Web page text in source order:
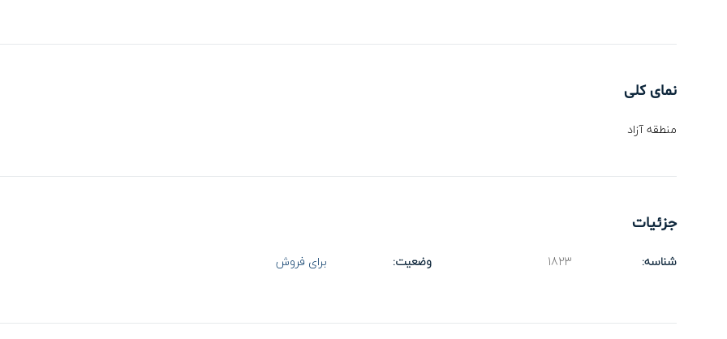
نمای کلی
منطقه آزاد
جزئیات
شناسه:
1823 وضعیت: برای فروش